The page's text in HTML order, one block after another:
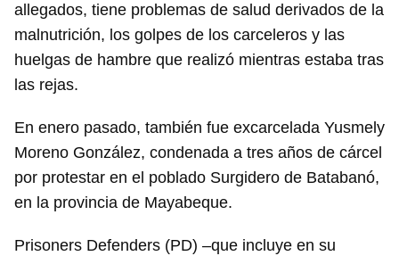
allegados, tiene problemas de salud derivados de la
malnutrición, los golpes de los carceleros y las
huelgas de hambre que realizó mientras estaba tras
las rejas.
En enero pasado, también fue excarcelada Yusmely
Moreno González, condenada a tres años de cárcel
por protestar en el poblado Surgidero de Batabanó,
en la provincia de Mayabeque.
Prisoners Defenders (PD) –que incluye en su